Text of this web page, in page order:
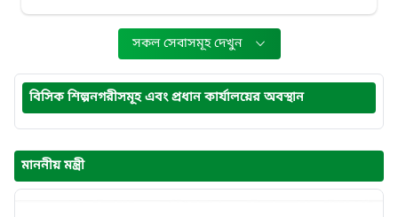
সকল সেবাসমূহ দেখুন
বিসিক শিল্পনগরীসমূহ এবং প্রধান কার্যালয়ের অবস্থান
মাননীয় মন্ত্রী